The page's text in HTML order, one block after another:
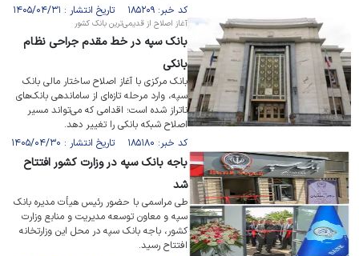
کد خبر: ۱۸۵۲۰۹ تاریخ انتشار : ۱۴۰۵/۰۴/۳۱
آغاز اصلاح از قدیمی‌ترین بانک کشور
بانک سپه در خط مقدم جراحی نظام
بانکی
بانک مرکزی با آغاز اصلاح ساختار مالی بانک
سپه، وارد مرحله تازه‌ای از ساماندهی بانک‌های
ناتراز شده است؛ اقدامی که می‌تواند مسیر
اصلاح شبکه بانکی را تغییر دهد.
کد خبر: ۱۸۵۱۸۰ تاریخ انتشار : ۱۴۰۵/۰۴/۳۰
باجه بانک سپه در وزارت کشور افتتاح
شد
طی مراسمی با حضور رئیس هیأت مدیره بانک
سپه و معاون توسعه مدیریت و منابع وزارت
کشور، باجه بانک سپه در محل این وزارتخانه
افتتاح رسید.